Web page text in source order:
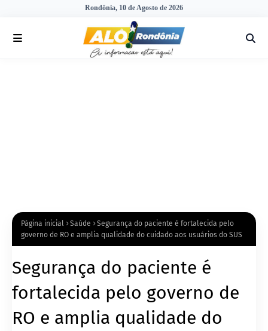
Rondônia, 10 de Agosto de 2026
Página inicial Saúde
Segurança do paciente é fortalecida pelo
governo de RO e amplia qualidade do cuidado aos usuários do SUS
Segurança do paciente é
fortalecida pelo governo de
RO e amplia qualidade do